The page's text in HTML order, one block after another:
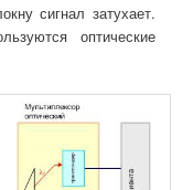
сигнал затухает.
оптические